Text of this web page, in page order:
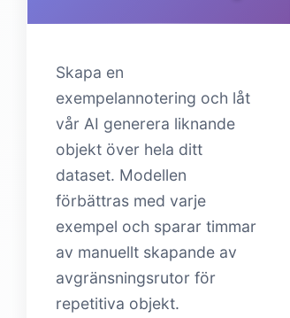
Skapa en
exempelannotering och låt
vår AI generera liknande
objekt över hela ditt
dataset. Modellen
förbättras med varje
exempel och sparar timmar
av manuellt skapande av
avgränsningsrutor för
repetitiva objekt.